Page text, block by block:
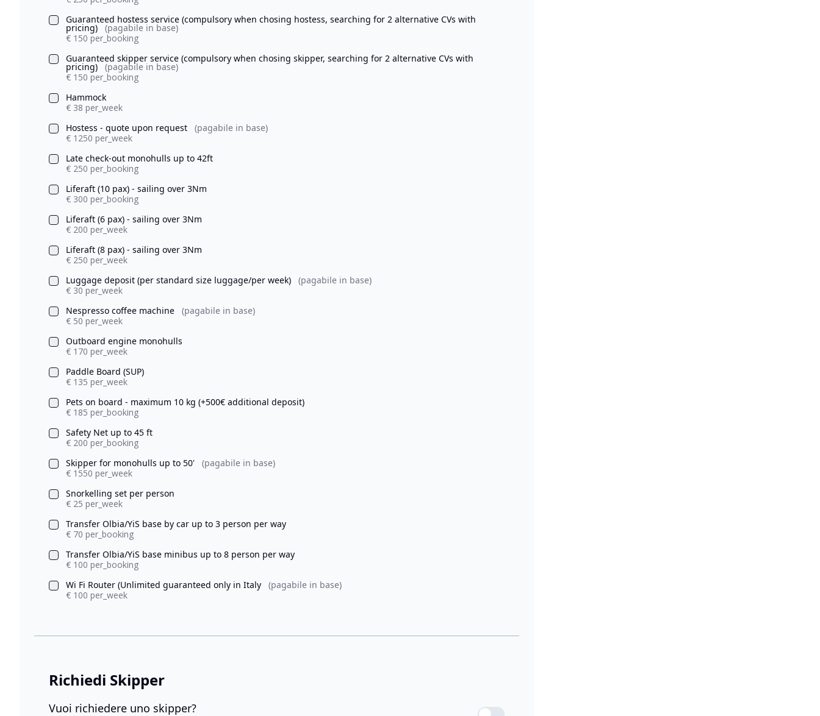
Guaranteed hostess service (compulsory when chosing hostess, searching for 2 alternative CVs with
pricing)
(pagabile in base)
€ 150 per_booking
Guaranteed skipper service (compulsory when chosing skipper, searching for 2 alternative CVs with
pricing)
(pagabile in base)
€ 150 per_booking
Hammock
€ 38 per_week
Hostess - quote upon request
(pagabile in base)
€ 1250 per_week
Late check-out monohulls up to 42ft
€ 250 per_booking
Liferaft (10 pax) - sailing over 3Nm
€ 300 per_booking
Liferaft (6 pax) - sailing over 3Nm
€ 200 per_week
Liferaft (8 pax) - sailing over 3Nm
€ 250 per_week
Luggage deposit (per standard size luggage/per week)
(pagabile in base)
€ 30 per_week
Nespresso coffee machine
(pagabile in base)
€ 50 per_week
Outboard engine monohulls
€ 170 per_week
Paddle Board (SUP)
€ 135 per_week
Pets on board - maximum 10 kg (+500€ additional deposit)
€ 185 per_booking
Safety Net up to 45 ft
€ 200 per_booking
Skipper for monohulls up to 50'
(pagabile in base)
€ 1550 per_week
Snorkelling set per person
€ 25 per_week
Transfer Olbia/YiS base by car up to 3 person per way
€ 70 per_booking
Transfer Olbia/YiS base minibus up to 8 person per way
€ 100 per_booking
Wi Fi Router (Unlimited guaranteed only in Italy
(pagabile in base)
€ 100 per_week
Richiedi Skipper
Vuoi richiedere uno skipper?